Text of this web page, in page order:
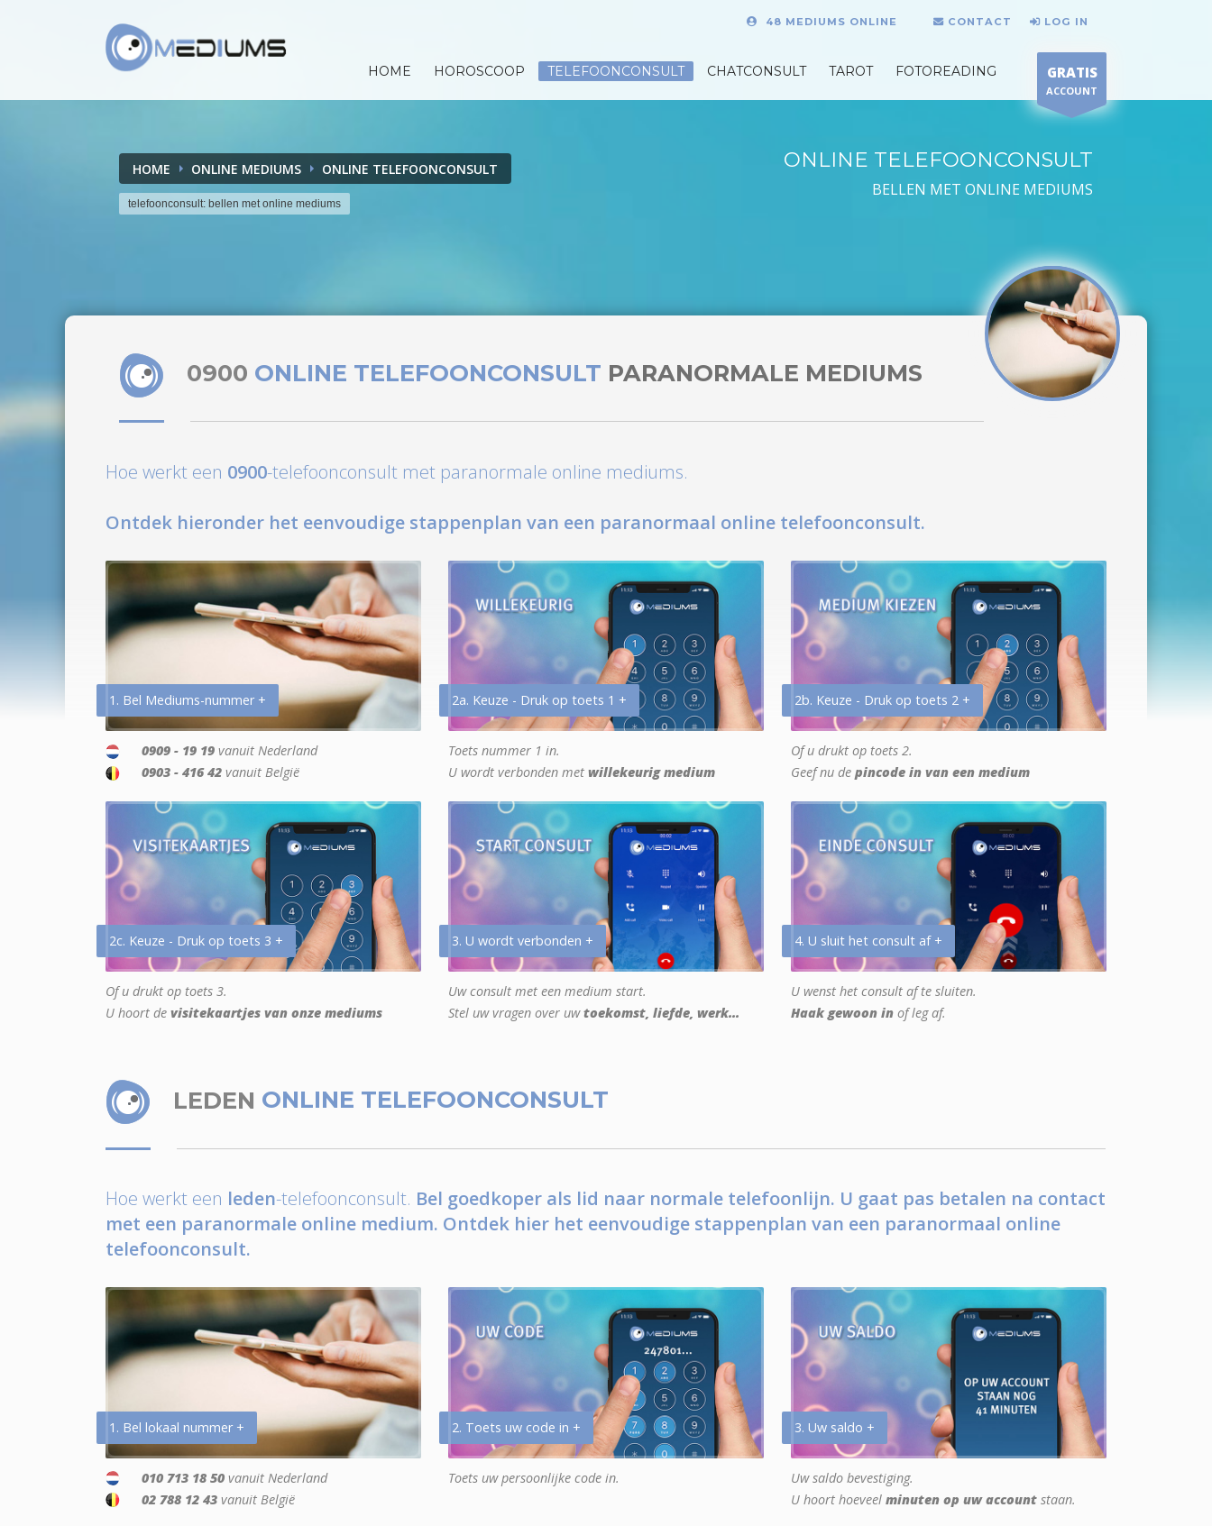
48 MEDIUMS ONLINE CONTACT LOG IN
HOME HOROSCOOP TELEFOONCONSULT CHATCONSULT TAROT FOTOREADING GRATIS
ACCOUNT
HOME ONLINE MEDIUMS ONLINE TELEFOONCONSULT
telefoonconsult: bellen met online mediums
ONLINE TELEFOONCONSULT
BELLEN MET ONLINE MEDIUMS
0900 ONLINE TELEFOONCONSULT PARANORMALE MEDIUMS
Hoe werkt een 0900-telefoonconsult met paranormale online mediums.
Ontdek hieronder het eenvoudige stappenplan van een paranormaal online telefoonconsult.
1. Bel Mediums-nummer +
0909 - 19 19 vanuit Nederland
0903 - 416 42 vanuit België
2a. Keuze - Druk op toets 1 +
Toets nummer 1 in.
U wordt verbonden met willekeurig medium
2b. Keuze - Druk op toets 2 +
Of u drukt op toets 2.
Geef nu de pincode in van een medium
2c. Keuze - Druk op toets 3 +
Of u drukt op toets 3.
U hoort de visitekaartjes van onze mediums
3. U wordt verbonden +
Uw consult met een medium start.
Stel uw vragen over uwtoekomst, liefde, werk...
4. U sluit het consult af +
U wenst het consult af te sluiten.
Haak gewoon in of leg af.
LEDEN ONLINE TELEFOONCONSULT
Hoe werkt een leden-telefoonconsult. Bel goedkoper als lid naar normale telefoonlijn. U gaat pas betalen na contact
met een paranormale online medium. Ontdek hier het eenvoudige stappenplan van een paranormaal online
telefoonconsult.
1. Bel lokaal nummer +
010 713 18 50 vanuit Nederland
02 788 12 43 vanuit België
2. Toets uw code in +
Toets uw persoonlijke code in.
3. Uw saldo +
Uw saldo bevestiging.
U hoort hoeveel minuten op uw account staan.